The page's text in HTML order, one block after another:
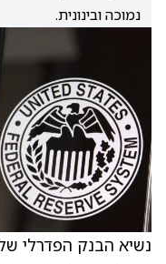
נמוכה ובינונית.
נשיא הבנק הפדרלי